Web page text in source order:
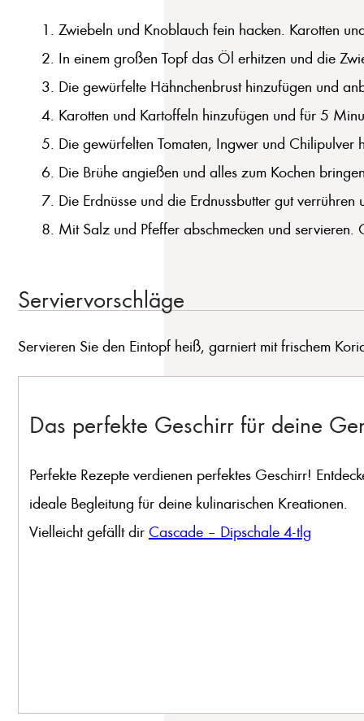
Zwiebeln und Knoblauch fein hacken. Karotten
In einem großen Topf das Öl erhitzen und die
Die gewürfelte Hähnchenbrust hinzufügen und
Karotten und Kartoffeln hinzufügen und für 5
Die gewürfelten Tomaten, Ingwer und Chilipulver
Die Brühe angießen und alles zum Kochen
Die Erdnüsse und die Erdnussbutter gut
Mit Salz und Pfeffer abschmecken und servieren.
Serviervorschläge
Servieren Sie den Eintopf heiß, garniert mit frischem
Das perfekte Geschirr für deine
Perfekte Rezepte verdienen perfektes Geschirr!
ideale Begleitung für deine kulinarischen Kreationen.
Vielleicht gefällt dir Cascade – Dipschale 4-tlg